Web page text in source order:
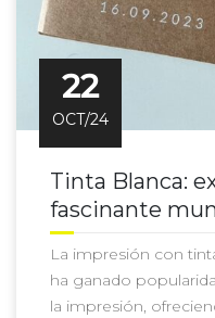
22
OCT/24
Tinta Blanca:
fascinante
La impresión con
ha ganado
la impresión,